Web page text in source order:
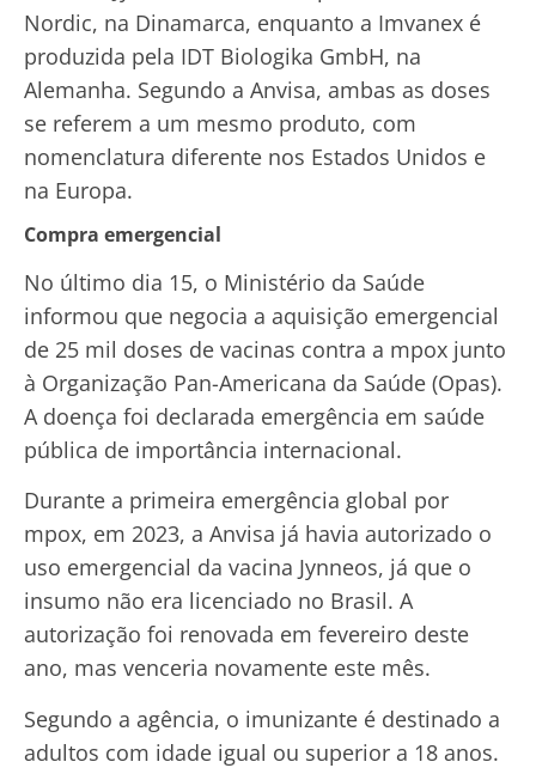
Nordic, na Dinamarca, enquanto a Imvanex é
produzida pela IDT Biologika GmbH, na
Alemanha. Segundo a Anvisa, ambas as doses
se referem a um mesmo produto, com
nomenclatura diferente nos Estados Unidos e
na Europa.
Compra emergencial
No último dia 15, o Ministério da Saúde
informou que negocia a aquisição emergencial
de 25 mil doses de vacinas contra a mpox junto
à Organização Pan-Americana da Saúde (Opas).
A doença foi declarada emergência em saúde
pública de importância internacional.
Durante a primeira emergência global por
mpox, em 2023, a Anvisa já havia autorizado o
uso emergencial da vacina Jynneos, já que o
insumo não era licenciado no Brasil. A
autorização foi renovada em fevereiro deste
ano, mas venceria novamente este mês.
Segundo a agência, o imunizante é destinado a
adultos com idade igual ou superior a 18 anos.